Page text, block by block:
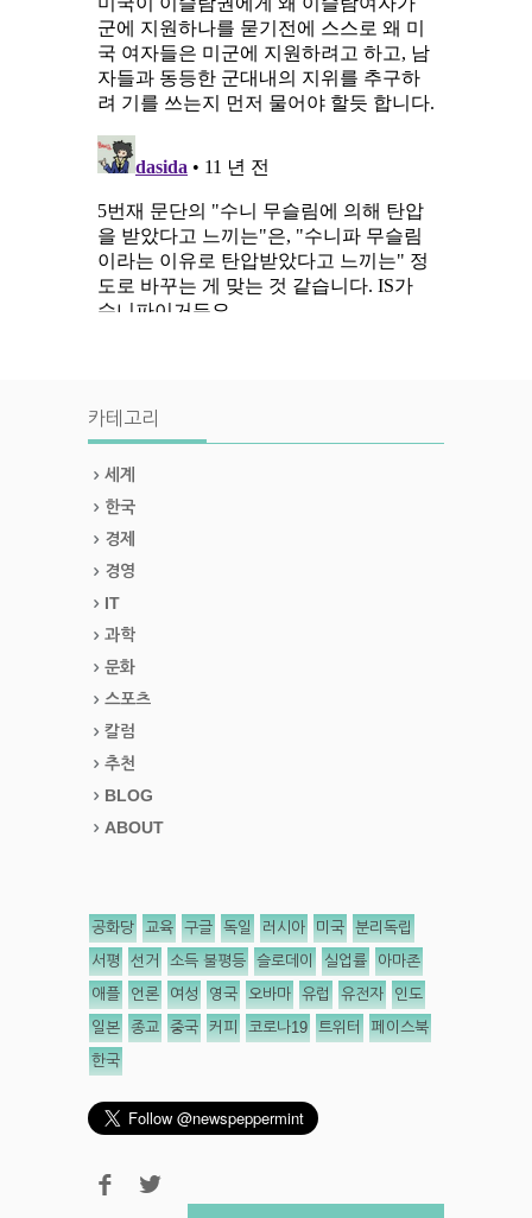
카테고리
세계
한국
경제
경영
IT
과학
문화
스포츠
칼럼
추천
BLOG
ABOUT
공화당 교육 구글 독일 러시아 미국 분리독립
서평 선거 소득 불평등 슬로데이 실업률 아마존
애플 언론 여성 영국 오바마 유럽 유전자 인도
일본 종교 중국 커피 코로나19 트위터 페이스북
한국